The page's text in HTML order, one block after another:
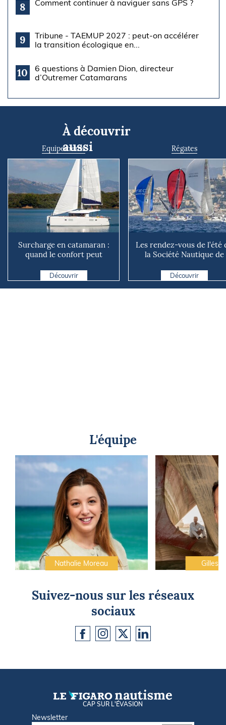
8 Comment continuer à naviguer sans GPS ?
9
Tribune - TAEMUP 2027 : peut-on accélérer
la transition écologique en...
10
6 questions à Damien Dion, directeur
d’Outremer Catamarans
À découvrir
aussi
Equipements
Surcharge en catamaran :
quand le confort peut
Découvrir
Régates
Les rendez-vous de l’été
la Société Nautique de
Découvrir
L'équipe
Nathalie Moreau Gilles
Suivez-nous sur les réseaux
sociaux
CAP SUR L'ÉVASION
Newsletter